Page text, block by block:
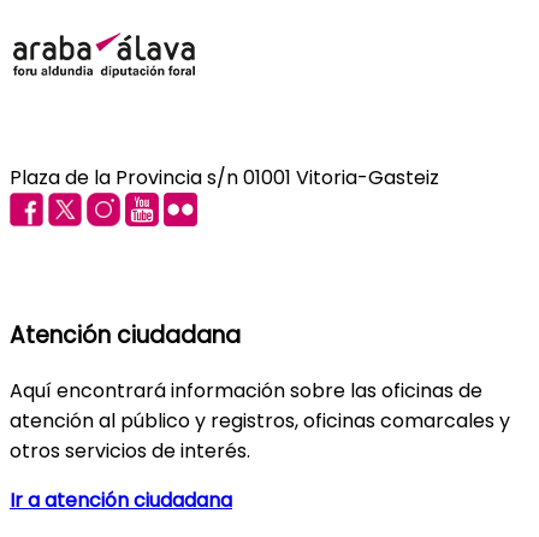
Plaza de la Provincia s/n 01001 Vitoria-Gasteiz
Atención ciudadana
Aquí encontrará información sobre las oficinas de
atención al público y registros, oficinas comarcales y
otros servicios de interés.
Ir a atención ciudadana